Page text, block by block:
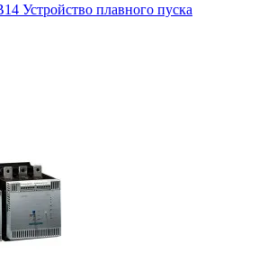
Устройство плавного пуска